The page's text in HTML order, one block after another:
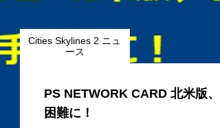
Cities Skylines 2 ニュ
ース
PS NETWORK CARD 北米版
困難に！